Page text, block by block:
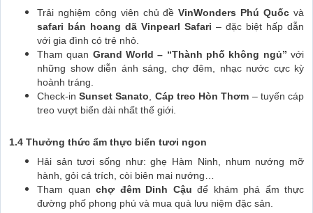
Trải nghiệm công viên chủ đềVinWonders Phú Quốc và
safari bán hoang dã Vinpearl Safari – đặc biệt hấp dẫn
với gia đình có trẻ nhỏ.
Tham quan Grand World – “Thành phố không ngủ” với
những show diễn ánh sáng, chợ đêm, nhạc nước cực kỳ
hoành tráng.
Check-inSunset Sanato Cáp treo Hòn Thơm – tuyến cáp
treo vượt biển dài nhất thế giới.
1.4 Thưởng thức ẩm thực biển tươi ngon
Hải sản tươi sống như: ghẹ Hàm Ninh, nhum nướng mỡ
hành, gỏi cá trích, còi biên mai nướng…
Tham quan chợ đêm Dinh Cậu để khám phá ẩm thực
đường phố phong phú và mua quà lưu niệm đặc sản.